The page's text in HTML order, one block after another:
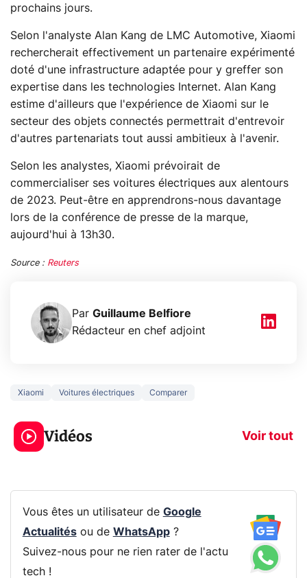
prochains jours.
Selon l'analyste Alan Kang de LMC Automotive, Xiaomi
rechercherait effectivement un partenaire expérimenté
doté d'une infrastructure adaptée pour y greffer son
expertise dans les technologies Internet. Alan Kang
estime d'ailleurs que l'expérience de Xiaomi sur le
secteur des objets connectés permettrait d'entrevoir
d'autres partenariats tout aussi ambitieux à l'avenir.
Selon les analystes, Xiaomi prévoirait de
commercialiser ses voitures électriques aux alentours
de 2023. Peut-être en apprendrons-nous davantage
lors de la conférence de presse de la marque,
aujourd'hui à 13h30.
Source : Reuters
Par Guillaume Belfiore
Rédacteur en chef adjoint
Xiaomi Voitures électriques Comparer
Vidéos Voir tout
3 écrans en 1 pour
319€ ? Voici L'AOC
CQ32G4ZA !
prochaine
Vous êtes un utilisateur de Google
Actualitésou de WhatsApp?
Suivez-nous pour ne rien rater de l'actu
tech !